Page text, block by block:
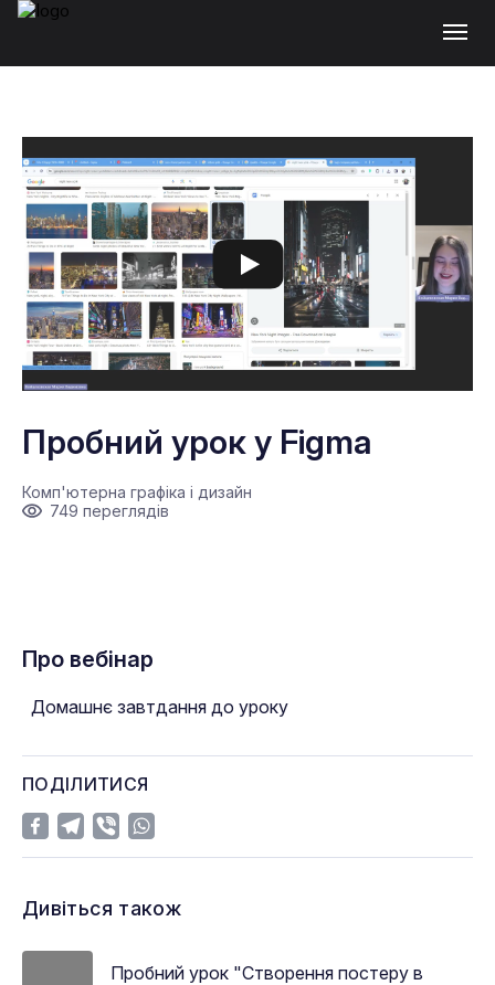
Пробний урок у Figma
Комп'ютерна графіка і дизайн
749 переглядів
Про вебінар
Домашнє завтдання до уроку
ПОДІЛИТИСЯ
Дивіться також
Пробний урок "Створення постеру в